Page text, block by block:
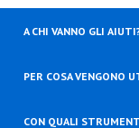
A CHI VANNO GLI
PER COSA VENGONO
CON QUALI